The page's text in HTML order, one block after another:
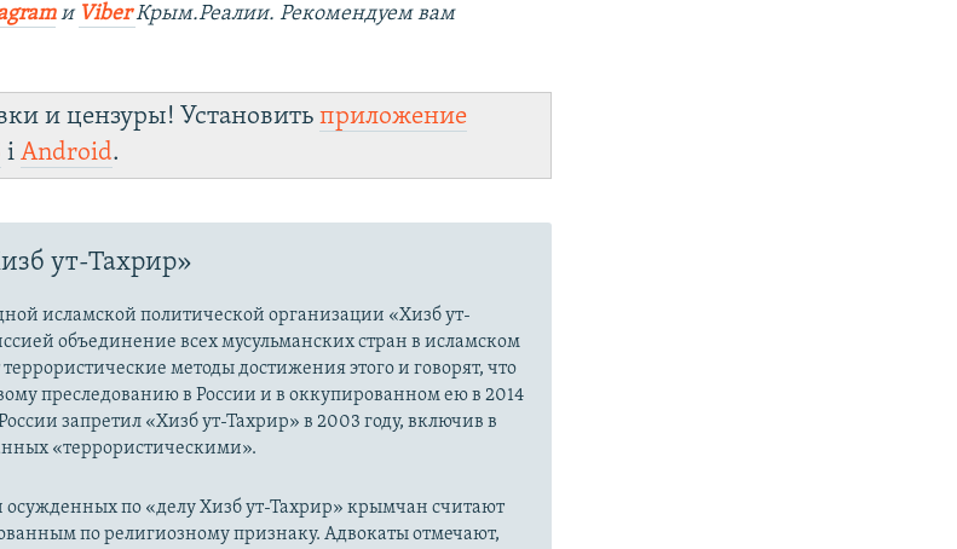
и Viber Крым.Реалии. Рекомендуем вам
и цензуры! Установитьприложение
іAndroid.
ут-Тахрир»
исламской политической организации «Хизб ут-
объединение всех мусульманских стран в исламском
методы достижения этого и говорят, что
преследованию в России и в оккупированном ею в 2014
запретил «Хизб ут-Тахрир» в 2003 году, включив в
«террористическими».
по «делу Хизб ут-Тахрир» крымчан считают
по религиозному признаку. Адвокаты отмечают,